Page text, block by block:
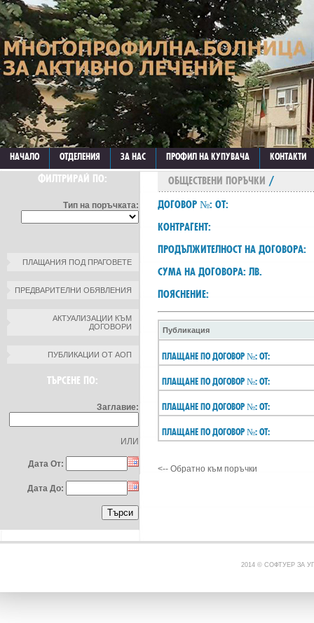
НАЧАЛО ОТДЕЛЕНИЯ ЗА НАС ПРОФИЛ НА КУПУВАЧА КОНТАКТИ
ФИЛТРИРАЙ ПО:
Тип на поръчката:
ПЛАЩАНИЯ ПОД ПРАГОВЕТЕ
ПРЕДВАРИТЕЛНИ ОБЯВЛЕНИЯ
АКТУАЛИЗАЦИИ КЪМ
ДОГОВОРИ
ПУБЛИКАЦИИ ОТ АОП
ТЪРСЕНЕ ПО:
Заглавие:
ИЛИ
Дата От:
Дата До:
ОБЩЕСТВЕНИ ПОРЪЧКИ /
ДОГОВОР №: ОТ:
КОНТРАГЕНТ:
ПРОДЪЛЖИТЕЛНОСТ НА ДОГОВОРА:
СУМА НА ДОГОВОРА: ЛВ.
ПОЯСНЕНИЕ:
Публикация
ПЛАЩАНЕ ПО ДОГОВОР №: ОТ:
ПЛАЩАНЕ ПО ДОГОВОР №: ОТ:
ПЛАЩАНЕ ПО ДОГОВОР №: ОТ:
ПЛАЩАНЕ ПО ДОГОВОР №: ОТ:
<-- Обратно към поръчки
2014 © СОФТУЕР ЗА